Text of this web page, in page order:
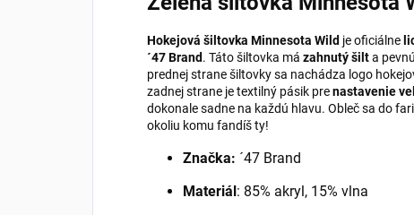
Hokejová šiltovka Minnesota Wild je oficiálne
´47 Brand. Táto šiltovka má zahnutý šilta
prednej strane šiltovky sa nachádza logo
zadnej strane je textilný pásik prenastavenie
dokonale sadne na každú hlavu. Obleč sa do
okoliu komu fandíš ty!
Značka: ´47 Brand
Materiál: 85% akryl, 15% vlna